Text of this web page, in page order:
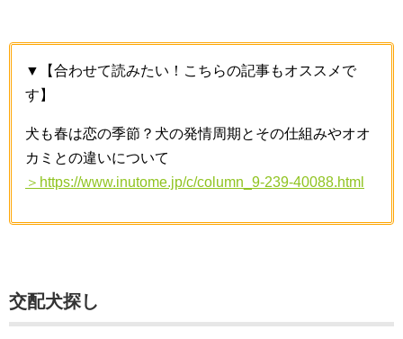
▼【合わせて読みたい！こちらの記事もオススメで
す】
犬も春は恋の季節？犬の発情周期とその仕組みやオオ
カミとの違いについて
＞https://www.inutome.jp/c/column_9-239-40088.html
交配犬探し